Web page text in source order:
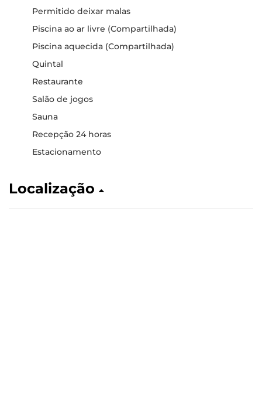
Permitido deixar malas
Piscina ao ar livre (Compartilhada)
Piscina aquecida (Compartilhada)
Quintal
Restaurante
Salão de jogos
Sauna
Recepção 24 horas
Estacionamento
Localização